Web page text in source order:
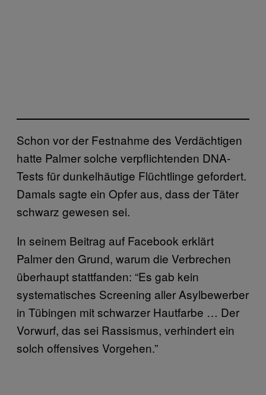
Schon vor der Festnahme des Verdächtigen
hatte Palmer solche verpflichtenden DNA-
Tests für dunkelhäutige Flüchtlinge gefordert.
Damals sagte ein Opfer aus, dass der Täter
schwarz gewesen sei.
In seinem Beitrag auf Facebook erklärt
Palmer den Grund, warum die Verbrechen
überhaupt stattfanden: “Es gab kein
systematisches Screening aller Asylbewerber
in Tübingen mit schwarzer Hautfarbe … Der
Vorwurf, das sei Rassismus, verhindert ein
solch offensives Vorgehen.”